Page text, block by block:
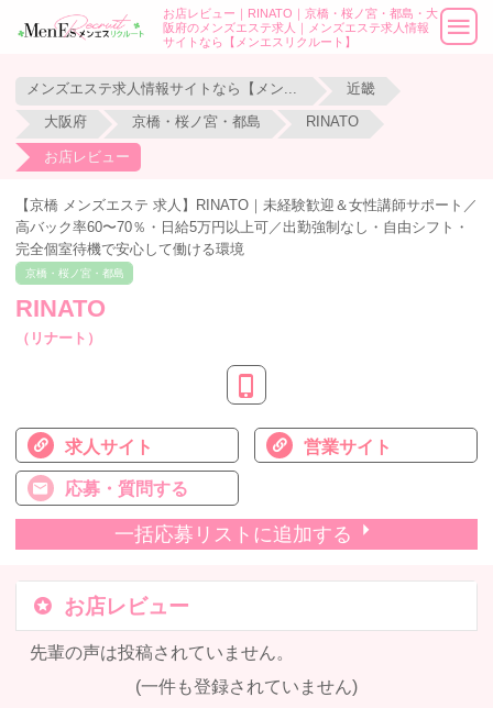
お店レビュー｜RINATO｜京橋・桜ノ宮・都島・大
阪府のメンズエステ求人｜メンズエステ求人情報
サイトなら【メンエスリクルート】
近畿
大阪府 京橋・桜ノ宮・都島 RINATO
お店レビュー
【京橋 メンズエステ 求人】RINATO｜未経験歓迎＆女性講師サポート／
高バック率60〜70％・日給5万円以上可／出勤強制なし・自由シフト・
完全個室待機で安心して働ける環境
京橋・桜ノ宮・都島
RINATO
（リナート）
求人サイト 営業サイト
応募・質問する
一括応募リストに追加する
お店レビュー
先輩の声は投稿されていません。
(一件も登録されていません)